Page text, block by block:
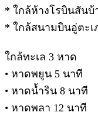
* ใกล้ห้างโรบินสันบ้
* ใกล้สนามบินอู่ตะเ
ใกล้ทะเล 3 หาด
• หาดพยูน 5 นาที
• หาดน้ำริน 8 นาที
• หาดพลา 12 นาที